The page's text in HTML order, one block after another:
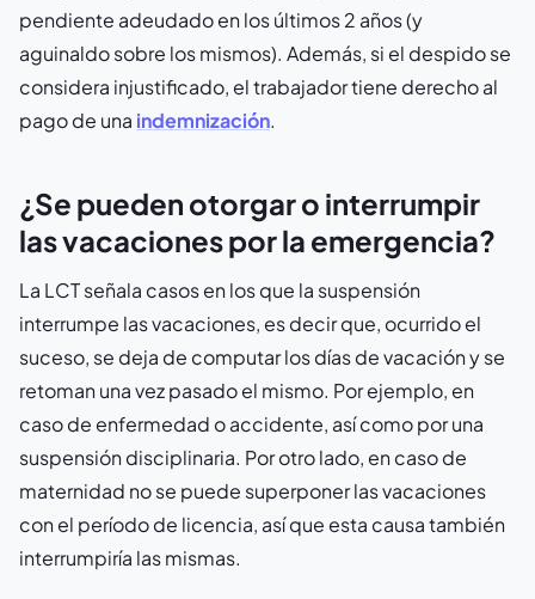
pendiente adeudado en los últimos 2 años (y
aguinaldo sobre los mismos). Además, si el despido se
considera injustificado, el trabajador tiene derecho al
pago de una indemnización.
¿Se pueden otorgar o interrumpir
las vacaciones por la emergencia?
La LCT señala casos en los que la suspensión
interrumpe las vacaciones, es decir que, ocurrido el
suceso, se deja de computar los días de vacación y se
retoman una vez pasado el mismo. Por ejemplo, en
caso de enfermedad o accidente, así como por una
suspensión disciplinaria. Por otro lado, en caso de
maternidad no se puede superponer las vacaciones
con el período de licencia, así que esta causa también
interrumpiría las mismas.